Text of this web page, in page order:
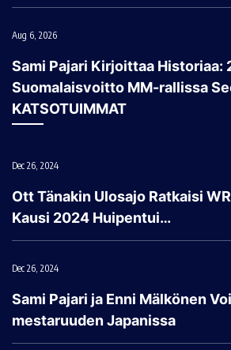
Aug 6, 2026
Sami Pajari Kirjoittaa Historiaa:
Suomalaisvoitto MM-rallissa
KATSOTUIMMAT
Dec 26, 2024
Ott Tänakin Ulosajo Ratkaisi
Kausi 2024 Huipentui…
Dec 26, 2024
Sami Pajari ja Enni Mälkönen
mestaruuden Japanissa